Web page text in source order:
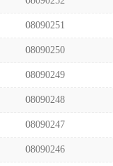
08090251
08090250
08090249
08090248
08090247
08090246